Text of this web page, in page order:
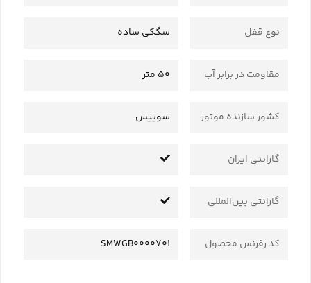
نوع قفل سگکی ساده
مقاومت در برابر آب 50 متر
کشور سازنده موتور سوییس
گارانتی ایران
گارانتی بین‌المللی
کد رفرنس محصول SMWGB0000701